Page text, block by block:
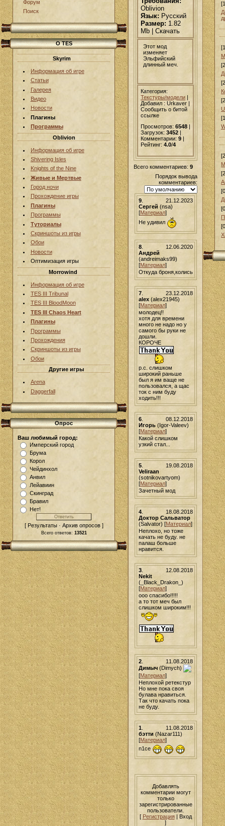
Форум
Поиск
О TES
Skyrim
Информация об игре
Статьи
Галерея
Видео
Новости
Плагины
Программы
Oblivion
Информация об игре
Shivering Isles
Knights of the Nine
Живые и Мертвые
Город ночи
Прохождение игры
Плагины
Программы
Туториалы
Скриншоты из игры
Обои
Новости
Оптимизация игры
Morrowind
Информация об игре
TES III Tribunal
TES III BloodMoon
TES III Chaos Heart
Плагины
Программы
Прохождения
Скриншоты из игры
Обои
Другие игры
Arena
Daggerfall
Опрос
Ваш любимый город:
Имперский город
Брума
Корол
Чейдинхол
Анвил
Лейавиин
Скинград
Бравил
Нет!
[ Результаты · Архив опросов ]
Всего ответов: 13521
Oblivion
Язык: Русский
Размер: 1.82
Mb | Скачать
Этот мод
изменяет
Эльфийский
длинный меч.
Категория:
Текстуры/модели |
Добавил : Urkaver |
Сообщить о битой
ссылке
Просмотров: 6548
Загрузок: 3452
Комментарии: 9
Рейтинг: 4.0/4
Всего комментариев: 9
Порядок вывода
комментариев:
21.12.2023
9.
Сергей (nsa)
[Материал]
Не удивил
12.06.2020
8.
Андрей
(andreimaks99)
[Материал]
Откуда броня,колись
23.12.2018
7.
alex(alex21945)
[Материал]
молодец!!
хотя для времени
много не надо но у
самого бы руки не
дошли.
КОРОЧЕ
р.с. слишком
широкий раньше
был я им ваще не
пользовался, а щас
ток с ним буду
ходить!!!
08.12.2018
6.
Игорь(Igor-Valeev)
[Материал]
Какой слишком
узкий стал...
19.08.2018
5.
Veliraan
(sotnikovartyom)
[Материал]
Зачетный мод
18.08.2018
4.
Доктор Сальватор
(Salvator) [Материал]
Неплохо, но тоже
качать не буду. не
палаш больше
нравится.
12.08.2018
3.
Nekit
(_Black_Drakon_)
[Материал]
ооо спасибо!!!!!
а то тот меч был
слишком широким!!!
11.08.2018
2.
Димыч(Dimych)
[Материал]
Неплохой ретекстур
Но мне пока своя
булава нравиться.
Так что качать пока
не буду.
11.08.2018
1.
бэтти (Nazar111)
[Материал]
n1ce
Добавлять
комментарии могут
только
зарегистрированные
пользователи.
[ Регистрация| Вход
]